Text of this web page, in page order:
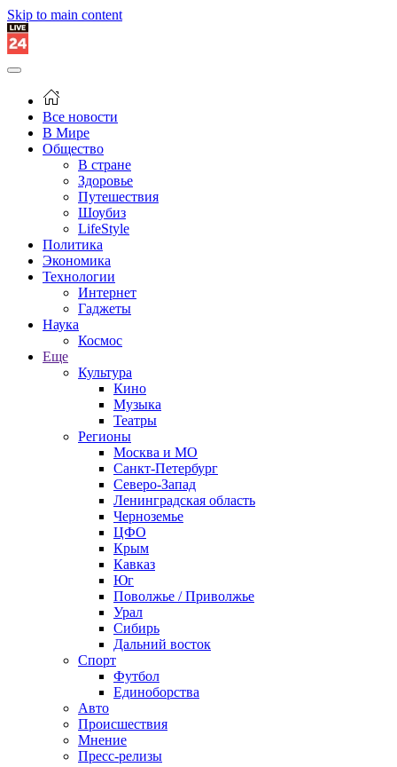
Skip to main content
Все новости
В Мире
Общество
В стране
Здоровье
Путешествия
Шоубиз
LifeStyle
Политика
Экономика
Технологии
Интернет
Гаджеты
Наука
Космос
Еще
Культура
Кино
Музыка
Театры
Регионы
Москва и МО
Санкт-Петербург
Северо-Запад
Ленинградская область
Черноземье
ЦФО
Крым
Кавказ
Юг
Поволжье / Приволжье
Урал
Сибирь
Дальний восток
Спорт
Футбол
Единоборства
Авто
Происшествия
Мнение
Пресс-релизы